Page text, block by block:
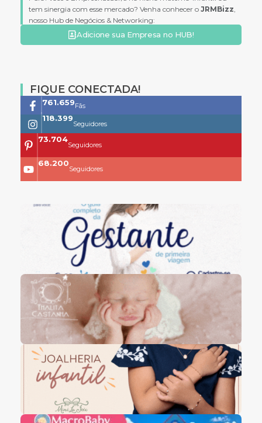
tem sinergia com esse mercado? Venha conhecer o JRMBizz
nosso Hub de Negócios & Networking:
Adicione sua Empresa no HUB!
FIQUE CONECTADA!
761.659Fãs
118.399
Seguidores
73.704
Seguidores
68.200
Seguidores